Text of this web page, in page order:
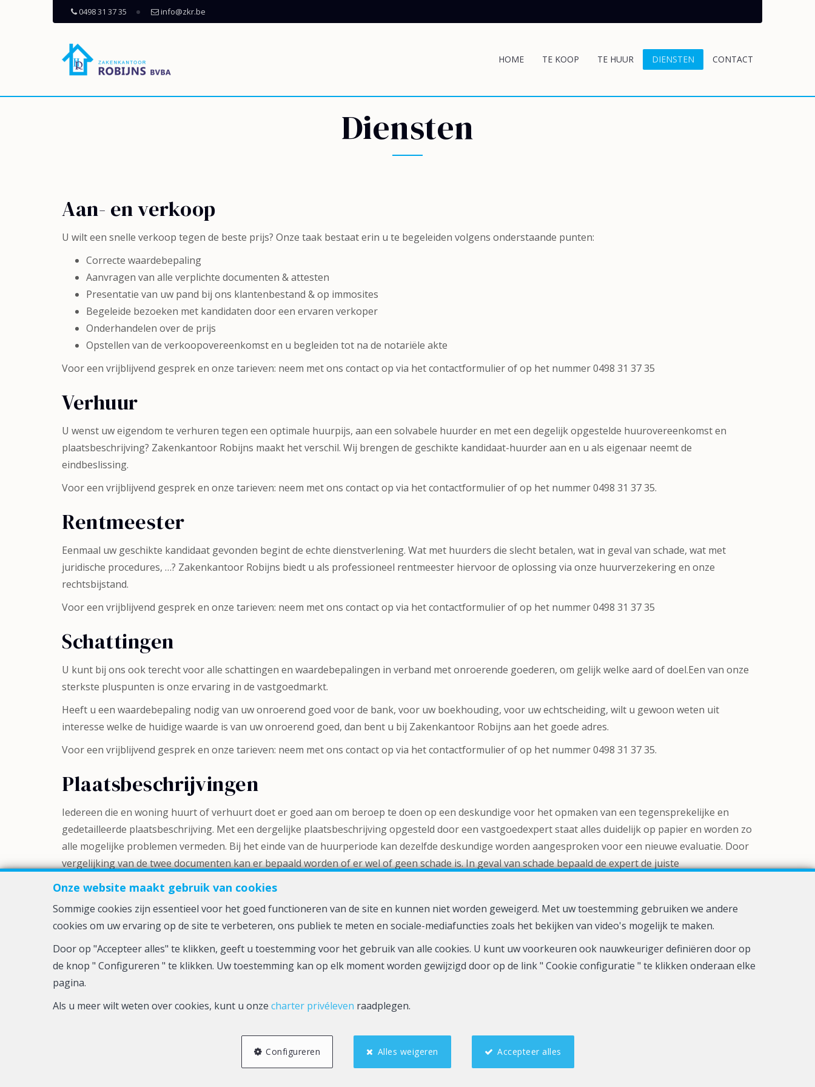
0498 31 37 35 info@zkr.be
HOME TE KOOP TE HUUR DIENSTEN CONTACT
Diensten
Aan- en verkoop
U wilt een snelle verkoop tegen de beste prijs? Onze taak bestaat erin u te begeleiden volgens onderstaande punten:
Correcte waardebepaling
Aanvragen van alle verplichte documenten & attesten
Presentatie van uw pand bij ons klantenbestand & op immosites
Begeleide bezoeken met kandidaten door een ervaren verkoper
Onderhandelen over de prijs
Opstellen van de verkoopovereenkomst en u begleiden tot na de notariële akte
Voor een vrijblijvend gesprek en onze tarieven: neem met ons contact op via het contactformulier of op het nummer 0498 31 37 35
Verhuur
U wenst uw eigendom te verhuren tegen een optimale huurpijs, aan een solvabele huurder en met een degelijk opgestelde huurovereenkomst en
plaatsbeschrijving? Zakenkantoor Robijns maakt het verschil. Wij brengen de geschikte kandidaat-huurder aan en u als eigenaar neemt de
eindbeslissing.
Voor een vrijblijvend gesprek en onze tarieven: neem met ons contact op via het contactformulier of op het nummer 0498 31 37 35.
Rentmeester
Eenmaal uw geschikte kandidaat gevonden begint de echte dienstverlening. Wat met huurders die slecht betalen, wat in geval van schade, wat met
juridische procedures, …? Zakenkantoor Robijns biedt u als professioneel rentmeester hiervoor de oplossing via onze huurverzekering en onze
rechtsbijstand.
Voor een vrijblijvend gesprek en onze tarieven: neem met ons contact op via het contactformulier of op het nummer 0498 31 37 35
Schattingen
U kunt bij ons ook terecht voor alle schattingen en waardebepalingen in verband met onroerende goederen, om gelijk welke aard of doel.Een van onze
sterkste pluspunten is onze ervaring in de vastgoedmarkt.
Heeft u een waardebepaling nodig van uw onroerend goed voor de bank, voor uw boekhouding, voor uw echtscheiding, wilt u gewoon weten uit
interesse welke de huidige waarde is van uw onroerend goed, dan bent u bij Zakenkantoor Robijns aan het goede adres.
Voor een vrijblijvend gesprek en onze tarieven: neem met ons contact op via het contactformulier of op het nummer 0498 31 37 35.
Plaatsbeschrijvingen
Iedereen die en woning huurt of verhuurt doet er goed aan om beroep te doen op een deskundige voor het opmaken van een tegensprekelijke en
gedetailleerde plaatsbeschrijving. Met een dergelijke plaatsbeschrijving opgesteld door een vastgoedexpert staat alles duidelijk op papier en worden zo
alle mogelijke problemen vermeden. Bij het einde van de huurperiode kan dezelfde deskundige worden aangesproken voor een nieuwe evaluatie. Door
vergelijking van de twee documenten kan er bepaald worden of er wel of geen schade is. In geval van schade bepaald de expert de juiste
schadevergoeding.
Voor een vrijblijvend gesprek en onze tarieven: neem met ons contact op via het contactformulier of op het nummer 0498 31 37 35.
Onze website maakt gebruik van cookies
Sommige cookies zijn essentieel voor het goed functioneren van de site en kunnen niet worden geweigerd. Met uw toestemming gebruiken we andere
cookies om uw ervaring op de site te verbeteren, ons publiek te meten en sociale-mediafuncties zoals het bekijken van video's mogelijk te maken.
Door op "Accepteer alles" te klikken, geeft u toestemming voor het gebruik van alle cookies. U kunt uw voorkeuren ook nauwkeuriger definiëren door op
de knop " Configureren " te klikken. Uw toestemming kan op elk moment worden gewijzigd door op de link " Cookie configuratie " te klikken onderaan elke
pagina.
Als u meer wilt weten over cookies, kunt u onze charter privéleven raadplegen.
Configureren Alles weigeren Accepteer alles
Immokantoor Robijns Grote Markt 7
3440 Zoutleeuw
TEL.0498313735
info@zkr.be
info@biv.be) -www.biv.be
Algemene gebruiksvoorwaarden van de website —Charter privéleven—Cookie configuratie